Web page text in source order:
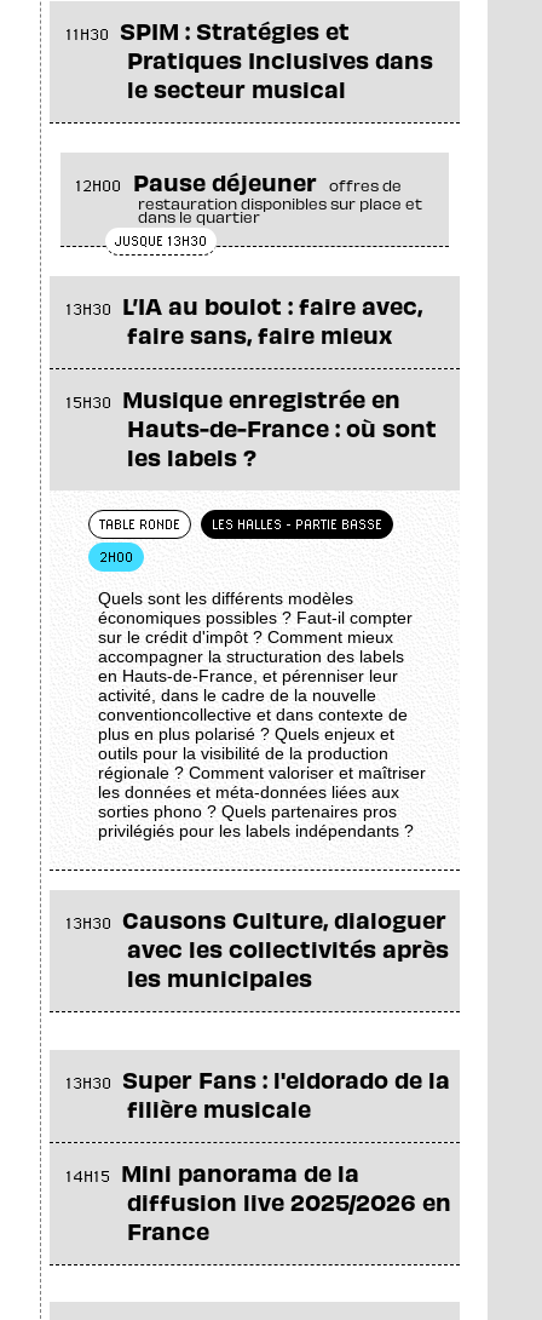
11H30
SPIM : Stratégies et
Pratiques Inclusives dans
le secteur musical
12H00 Pause déjeuneroffres de
restauration disponibles sur place et
dans le quartier
JUSQUE 13H30
13H30
L’IA au boulot : faire avec,
faire sans, faire mieux
15H30
Musique enregistrée en
Hauts-de-France : où sont
les labels ?
TABLE RONDE
LES HALLES - PARTIE BASSE
2H00
Quels sont les différents modèles
économiques possibles ? Faut-il compter
sur le crédit d'impôt ? Comment mieux
accompagner la structuration des labels
en Hauts-de-France, et pérenniser leur
activité, dans le cadre de la nouvelle
conventioncollective et dans contexte de
plus en plus polarisé ? Quels enjeux et
outils pour la visibilité de la production
régionale ? Comment valoriser et maîtriser
les données et méta-données liées aux
sorties phono ? Quels partenaires pros
privilégiés pour les labels indépendants ?
13H30
Causons Culture, dialoguer
avec les collectivités après
les municipales
13H30
Super Fans : l'eldorado de la
filière musicale
14H15
Mini panorama de la
diffusion live 2025/2026 en
France